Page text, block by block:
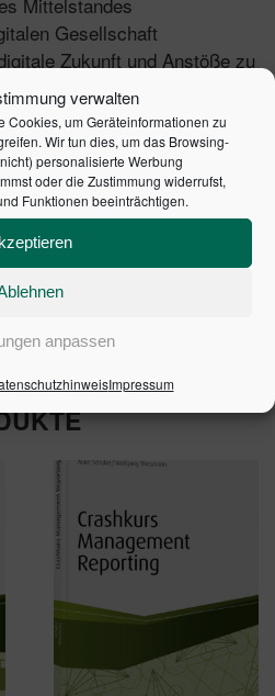
verwalten
Cookies, um Geräteinformationen zu
Wir tun dies, um das Browsing-
personalisierte Werbung
oder die Zustimmung widerrufst,
Funktionen beeinträchtigen.
anpassen
Impressum
Gesellschaft
Zukunft und Anstöße zu
Deutschland"
10377-0001 | ISBN: